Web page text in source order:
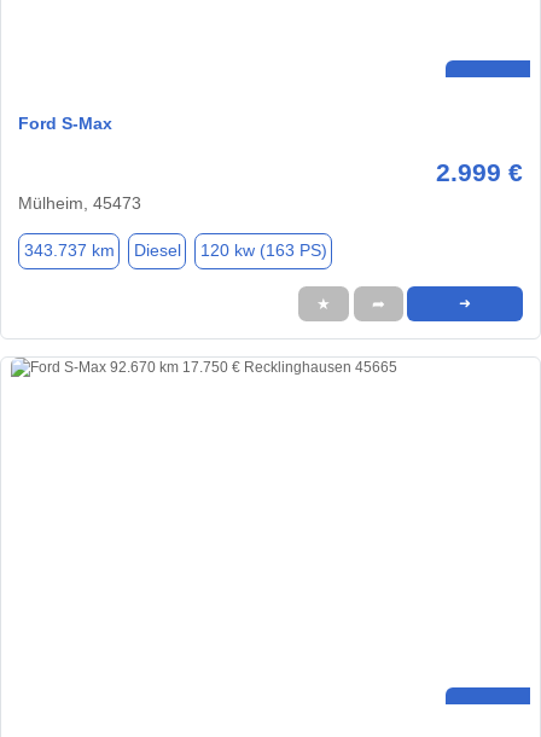
Ford S-Max
2.999 €
Mülheim, 45473
343.737 km Diesel 120 kw (163 PS)
★ ➦ ➜